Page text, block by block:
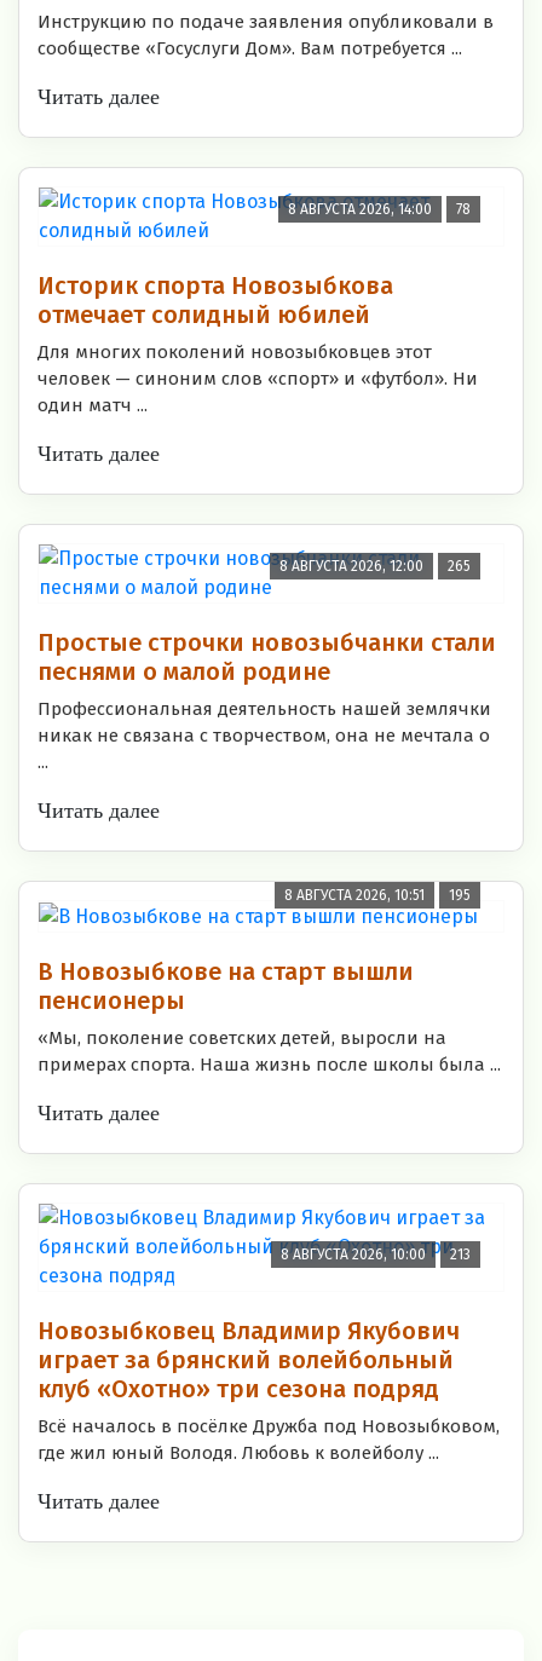
Инструкцию по подаче заявления опубликовали в
сообществе «Госуслуги Дом». Вам потребуется ...
Читать далее
8 АВГУСТА 2026, 14:00 78
Историк спорта Новозыбкова
отмечает солидный юбилей
Для многих поколений новозыбковцев этот
человек — синоним слов «спорт» и «футбол». Ни
один матч ...
Читать далее
8 АВГУСТА 2026, 12:00 265
Простые строчки новозыбчанки стали
песнями о малой родине
Профессиональная деятельность нашей землячки
никак не связана с творчеством, она не мечтала о
...
Читать далее
8 АВГУСТА 2026, 10:51 195
В Новозыбкове на старт вышли
пенсионеры
«Мы, поколение советских детей, выросли на
примерах спорта. Наша жизнь после школы была ...
Читать далее
8 АВГУСТА 2026, 10:00 213
Новозыбковец Владимир Якубович
играет за брянский волейбольный
клуб «Охотно» три сезона подряд
Всё началось в посёлке Дружба под Новозыбковом,
где жил юный Володя. Любовь к волейболу ...
Читать далее